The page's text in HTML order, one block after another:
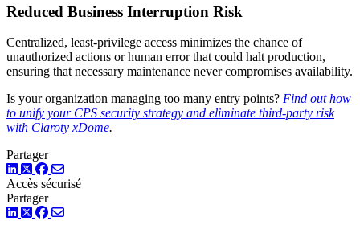
Reduced Business Interruption Risk
Centralized, least-privilege access minimizes the chance of
unauthorized actions or human error that could halt production,
ensuring that necessary maintenance never compromises availability.
Is your organization managing too many entry points? Find out how
to unify your CPS security strategy and eliminate third-party risk
with Claroty xDome.
Partager
LinkedIn
TwitterFacebook
Accès sécurisé
Partager
LinkedIn
TwitterFacebook